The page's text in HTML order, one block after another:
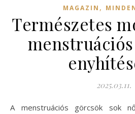
MAGAZIN ,
Természetes
2025.03.11.
A menstruációs görcsök sok nő életét megkeserítik,